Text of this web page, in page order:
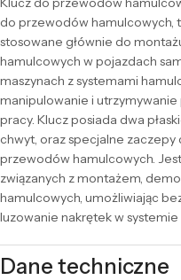
do przewodów hamulcowych,
stosowane głównie do
hamulcowych w pojazdach
maszynach z systemami
manipulowanie i
pracy. Klucz posiada dwa
chwyt, oraz specjalne
przewodów hamulcowych.
związanych z montażem,
hamulcowych, umożliwiając
luzowanie nakrętek w
Dane techniczne